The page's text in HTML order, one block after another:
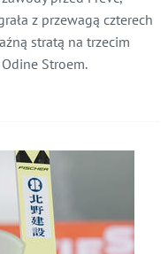
z przewagą czterech
stratą na trzecim
Stroem.